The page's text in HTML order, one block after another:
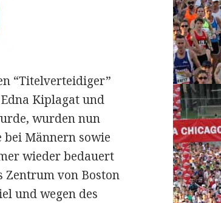
“Titelverteidiger”
Kiplagat und
wurden nun
bei Männern sowie
wieder bedauert
Zentrum von Boston
und wegen des